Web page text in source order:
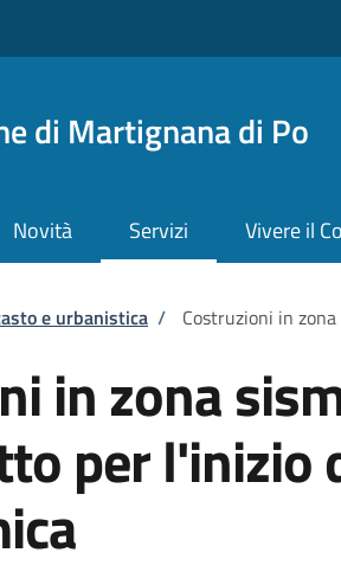
di Martignana di Po
Novità Servizi Vivere il
e urbanistica / Costruzioni in
in zona
per l'inizio